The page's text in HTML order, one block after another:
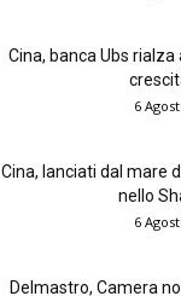
Cina, banca Ubs rialza
6
Cina, lanciati dal mare
nello
6
Delmastro, Camera